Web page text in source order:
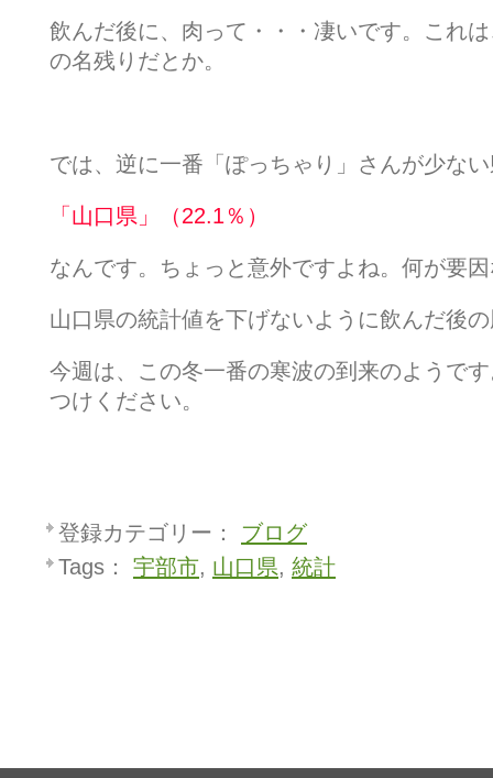
飲んだ後に、肉って・・・凄いです。これ
の名残りだとか。
では、逆に一番「ぽっちゃり」さんが少な
「山口県」（22.1％）
なんです。ちょっと意外ですよね。何が要
山口県の統計値を下げないように飲んだ後
今週は、この冬一番の寒波の到来のようで
つけください。
登録カテゴリー： ブログ
Tags： 宇部市, 山口県, 統計